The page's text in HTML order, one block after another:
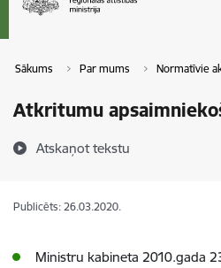
Sākums Par mums Normatīvie
Atkritumu
Atskaņot tekstu
Publicēts: 26.03.2020.
Ministru kabineta 2010.gada